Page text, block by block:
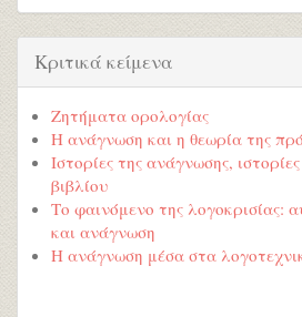
Κριτικά κείμενα
Ζητήματα ορολογίας
Η ανάγνωση και η θεωρία της
Ιστορίες της ανάγνωσης,
βιβλίου
Το φαινόμενο της λογοκρισίας:
και ανάγνωση
Η ανάγνωση μέσα στα